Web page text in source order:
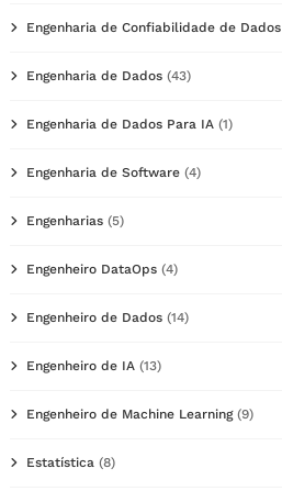
Engenharia de Confiabilidade de Dados
Engenharia de Dados (43)
Engenharia de Dados Para IA (1)
Engenharia de Software (4)
Engenharias (5)
Engenheiro DataOps (4)
Engenheiro de Dados (14)
Engenheiro de IA (13)
Engenheiro de Machine Learning(9)
Estatística (8)